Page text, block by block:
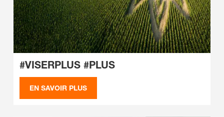
#VISERPLUS #PLUS
EN SAVOIR PLUS